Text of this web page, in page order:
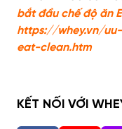
bắt đầu chế độ ăn
https://whey.vn/
eat-clean.htm
KẾT NỐI VỚI